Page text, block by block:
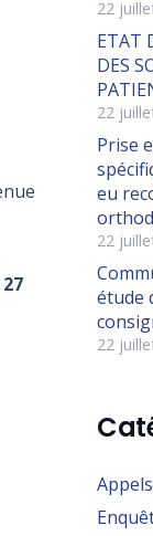
22
ETAT
DES
22
Prise
eu
22
étude
22